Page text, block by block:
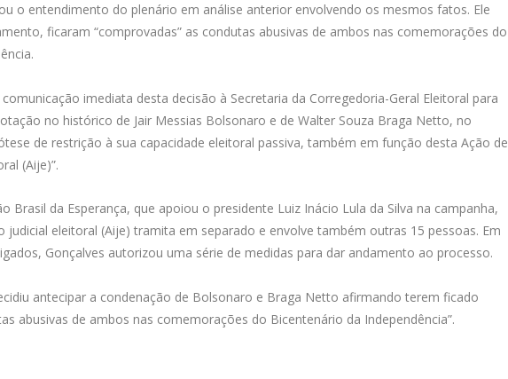
o entendimento do plenário em análise anterior envolvendo os mesmos fatos. Ele
ficaram “comprovadas” as condutas abusivas de ambos nas comemorações do
imediata desta decisão à Secretaria da Corregedoria-Geral Eleitoral para
no histórico de Jair Messias Bolsonaro e de Walter Souza Braga Netto, no
de restrição à sua capacidade eleitoral passiva, também em função desta Ação de
(Aije)”.
Brasil da Esperança, que apoiou o presidente Luiz Inácio Lula da Silva na campanha,
judicial eleitoral (Aije) tramita em separado e envolve também outras 15 pessoas. Em
Gonçalves autorizou uma série de medidas para dar andamento ao processo.
antecipar a condenação de Bolsonaro e Braga Netto afirmando terem ficado
abusivas de ambos nas comemorações do Bicentenário da Independência”.